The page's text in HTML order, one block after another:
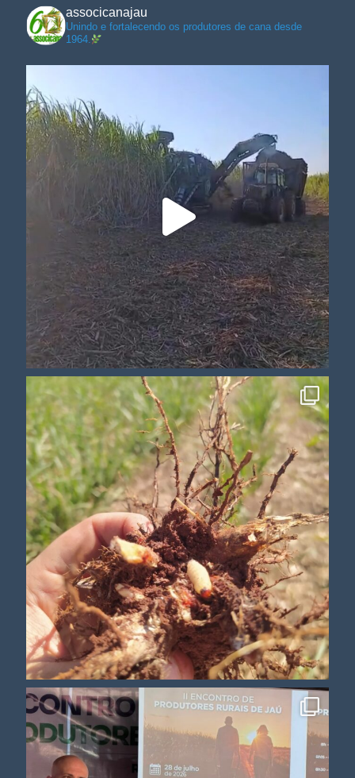
associcanajau
Unindo e fortalecendo os produtores de cana desde
1964.